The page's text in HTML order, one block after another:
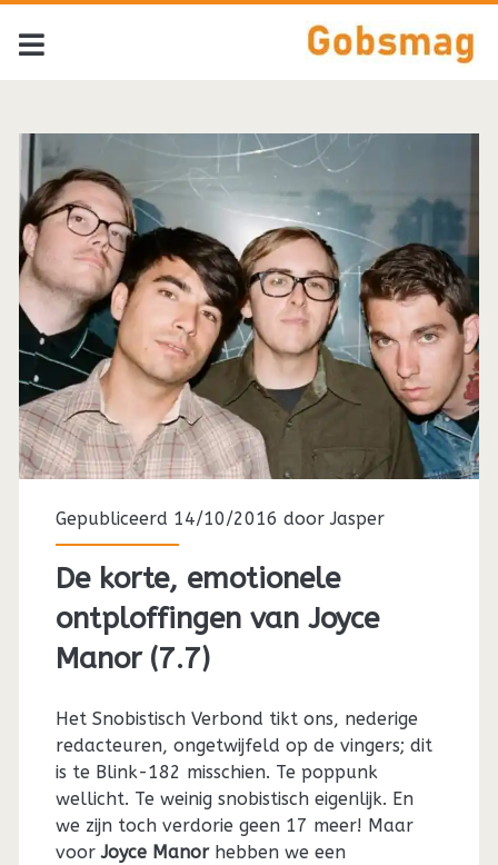
Tag:
<span>Joyce
Manor</span>
Gepubliceerd 14/10/2016 doorJasper
De korte, emotionele
ontploffingen van Joyce
Manor (7.7)
Het Snobistisch Verbond tikt ons, nederige
redacteuren, ongetwijfeld op de vingers; dit
is te Blink-182 misschien. Te poppunk
wellicht. Te weinig snobistisch eigenlijk. En
we zijn toch verdorie geen 17 meer! Maar
voorJoyce Manorhebben we een